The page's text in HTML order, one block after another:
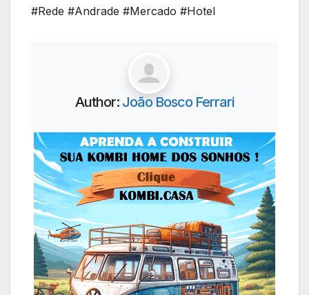
#Rede #Andrade #Mercado #Hotel
Author: João Bosco Ferrari